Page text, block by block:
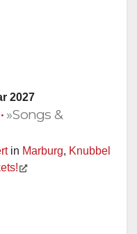
2027
• »Songs &
in Marburg, Knubbel